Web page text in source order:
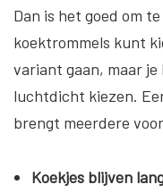
Dan is het goed om
koektrommels kunt
variant gaan, maar
luchtdicht kiezen.
brengt meerdere
Koekjes blijven